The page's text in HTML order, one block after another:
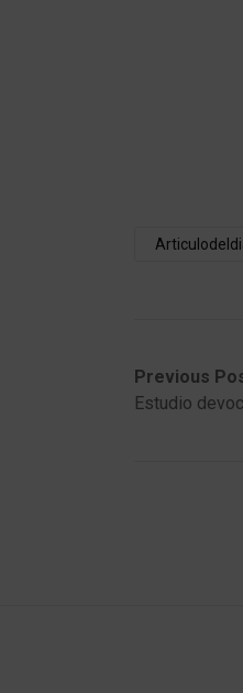
Previous
Estudio